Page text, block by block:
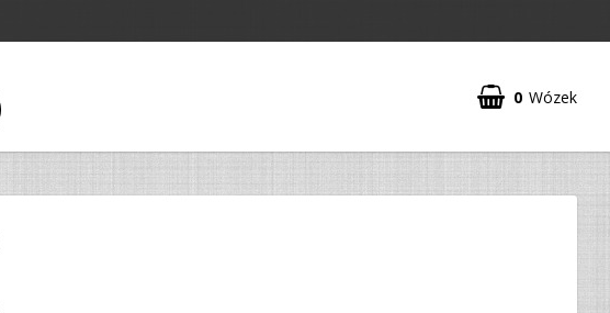
0 Wózek
Twój koszyk jest pusty